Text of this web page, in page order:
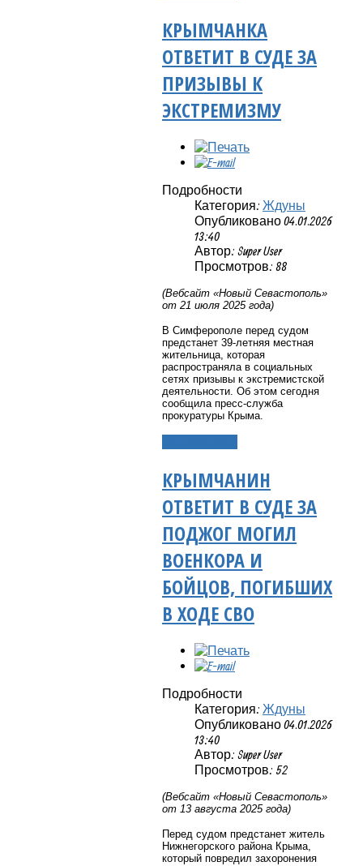
КРЫМЧАНКА
ОТВЕТИТ В СУДЕ ЗА
ПРИЗЫВЫ К
ЭКСТРЕМИЗМУ
Подробности
Категория: Ждуны
Опубликовано 04.01.2026
13:40
Автор: Super User
Просмотров: 88
(Вебсайт «Новый Севастополь»
от 21 июля 2025 года)
В Симферополе перед судом
предстанет 39-летняя местная
жительница, которая
распространяла в социальных
сетях призывы к экстремистской
деятельности. Об этом сегодня
сообщила пресс-служба
прокуратуры Крыма.
КРЫМЧАНИН
ОТВЕТИТ В СУДЕ ЗА
ПОДЖОГ МОГИЛ
ВОЕНКОРА И
БОЙЦОВ, ПОГИБШИХ
В ХОДЕ СВО
Подробности
Категория: Ждуны
Опубликовано 04.01.2026
13:40
Автор: Super User
Просмотров: 52
(Вебсайт «Новый Севастополь»
от 13 августа 2025 года)
Перед судом предстанет житель
Нижнегорского района Крыма,
который повредил захоронения